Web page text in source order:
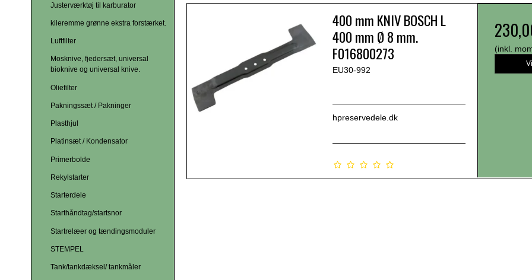
Justerværktøj til karburator
kileremme grønne ekstra forstærket.
Luftfilter
Mosknive, fjedersæt, universal
bioknive og universal knive.
Oliefilter
Pakningssæt / Pakninger
Plasthjul
Platinsæt / Kondensator
Primerbolde
Rekylstarter
Starterdele
Starthåndtag/startsnor
Startrelæer og tændingsmoduler
STEMPEL
Tank/tankdæksel/ tankmåler
400 mm KNIV BOSCH L
400 mm Ø 8 mm.
F016800273
EU30-992
hpreservedele.dk
(inkl.